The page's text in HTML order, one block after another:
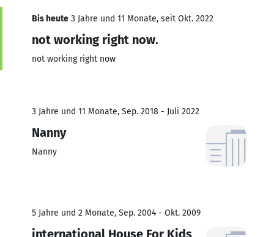
Bis heute 3 Jahre und 11 Monate, seit Okt. 2022
not working right now.
not working right now
3 Jahre und 11 Monate, Sep. 2018 - Juli 2022
Nanny
Nanny
5 Jahre und 2 Monate, Sep. 2004 - Okt. 2009
international House For Kids